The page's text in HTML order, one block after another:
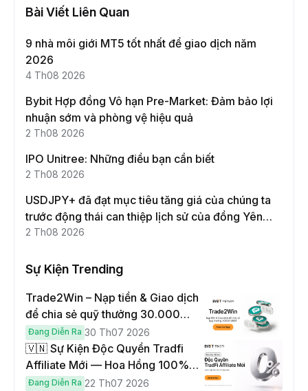
Bài Viết Liên Quan
9 nhà môi giới MT5 tốt nhất để giao dịch năm
2026
4 Th08 2026
Bybit Hợp đồng Vô hạn Pre-Market: Đảm bảo lợi
nhuận sớm và phòng vệ hiệu quả
2 Th08 2026
IPO Unitree: Những điều bạn cần biết
2 Th08 2026
USDJPY+ đã đạt mục tiêu tăng giá của chúng ta
trước động thái can thiệp lịch sử của đồng Yên
Nhật!
2 Th08 2026
Sự Kiện Trending
Trade2Win – Nạp tiền & Giao dịch
để chia sẻ quỹ thưởng 30.000
USDT
Đang Diễn Ra 30 Th07 2026
🇻🇳 Sự Kiện Độc Quyền Tradfi
Affiliate Mới — Hoa Hồng 100% &
Hoàn Phí Qua Đêm
Đang Diễn Ra 22 Th07 2026